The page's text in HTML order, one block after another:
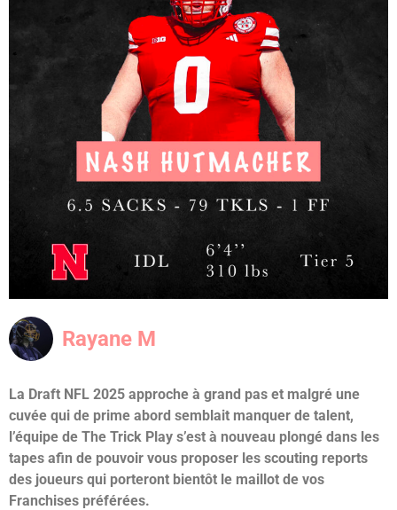
Rayane M
La Draft NFL 2025 approche à grand pas et malgré une
cuvée qui de prime abord semblait manquer de talent,
l’équipe de The Trick Play s’est à nouveau plongé dans les
tapes afin de pouvoir vous proposer les scouting reports
des joueurs qui porteront bientôt le maillot de vos
Franchises préférées.